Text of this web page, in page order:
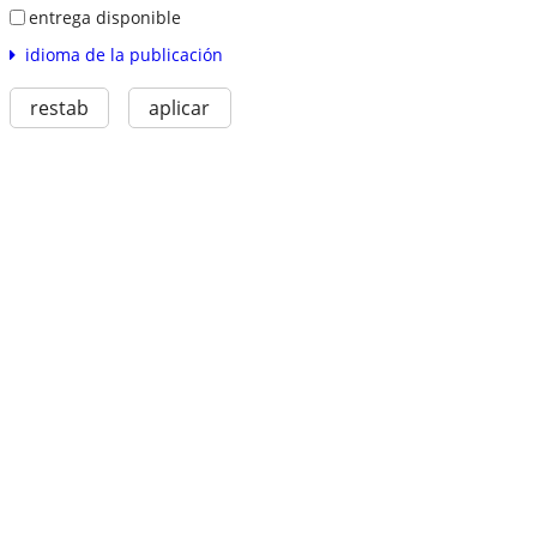
entrega disponible
idioma de la publicación
restab aplicar